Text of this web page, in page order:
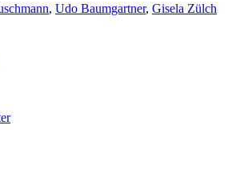
, Udo Baumgartner, Gisela Zülch